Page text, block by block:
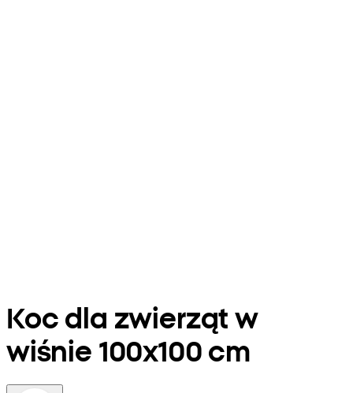
Koc dla zwierząt w
wiśnie 100x100 cm